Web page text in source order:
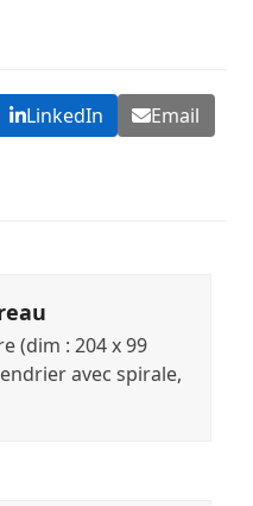
LinkedIn Email
(dim : 204 x 99
avec spirale,